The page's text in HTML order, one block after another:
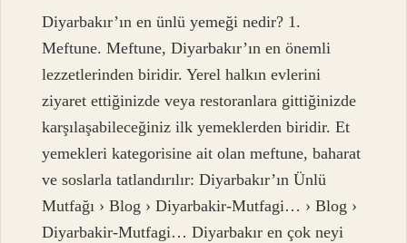
Diyarbakır’ın en ünlü yemeği nedir? 1.
Meftune. Meftune, Diyarbakır’ın en önemli
lezzetlerinden biridir. Yerel halkın evlerini
ziyaret ettiğinizde veya restoranlara gittiğinizde
karşılaşabileceğiniz ilk yemeklerden biridir. Et
yemekleri kategorisine ait olan meftune, baharat
ve soslarla tatlandırılır: Diyarbakır’ın Ünlü
Mutfağı › Blog › Diyarbakir-Mutfagi… › Blog ›
Diyarbakir-Mutfagi… Diyarbakır en çok neyi